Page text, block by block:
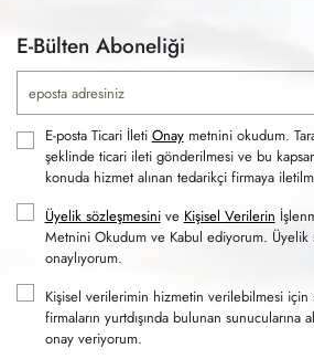
E-Bülten Aboneliği
E-posta Ticari İleti Onaymetnini okudum.
şeklinde ticari ileti gönderilmesi ve bu
konuda hizmet alınan tedarikçi firmaya
Üyelik sözleşmesinive Kişisel Verilerin
Metnini Okudum ve Kabul ediyorum. Üyelik
onaylıyorum.
Kişisel verilerimin hizmetin verilebilmesi için
firmaların yurtdışında bulunan sunucularına
onay veriyorum.